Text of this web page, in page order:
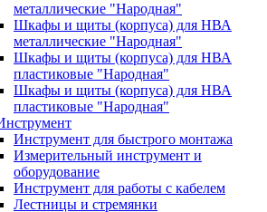
металлические "Народная"
Шкафы и щиты (корпуса) для НВА
металлические "Народная"
Шкафы и щиты (корпуса) для НВА
пластиковые "Народная"
Шкафы и щиты (корпуса) для НВА
пластиковые "Народная"
Инструмент для быстрого монтажа
Измерительный инструмент и
оборудование
Инструмент для работы с кабелем
Лестницы и стремянки